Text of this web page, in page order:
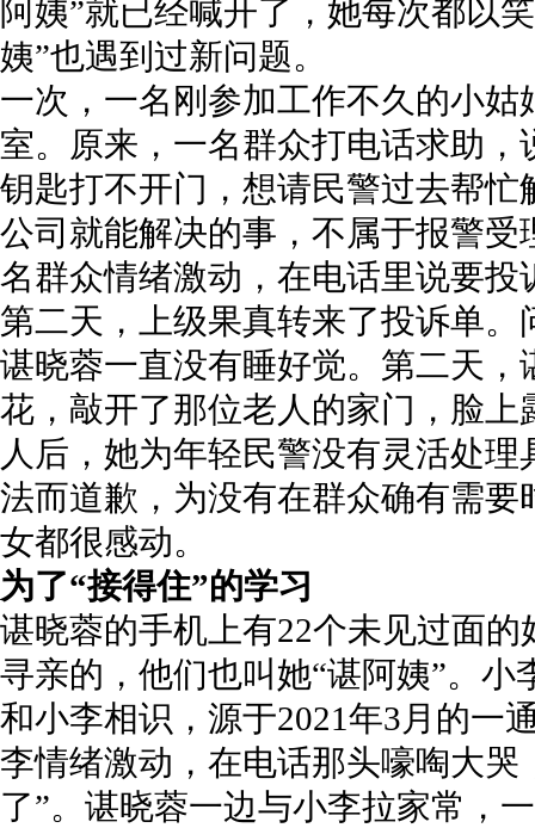
阿姨”就已经喊开了，她每次都以
姨”也遇到过新问题。
一次，一名刚参加工作不久的小
室。原来，一名群众打电话求助
钥匙打不开门，想请民警过去帮
公司就能解决的事，不属于报警
名群众情绪激动，在电话里说要投
第二天，上级果真转来了投诉单
谌晓蓉一直没有睡好觉。第二天
花，敲开了那位老人的家门，脸
人后，她为年轻民警没有灵活处
法而道歉，为没有在群众确有需
女都很感动。
为了“接得住”的学习
谌晓蓉的手机上有22个未见过面
寻亲的，他们也叫她“谌阿姨”。小
和小李相识，源于2021年3月的一
李情绪激动，在电话那头嚎啕大哭
了”。谌晓蓉一边与小李拉家常，